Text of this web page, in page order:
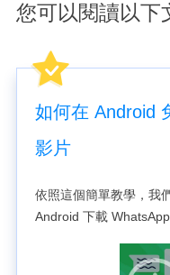
您可以閱讀以下
如何在 Android
影片
依照這個簡單教學，我
Android 下載